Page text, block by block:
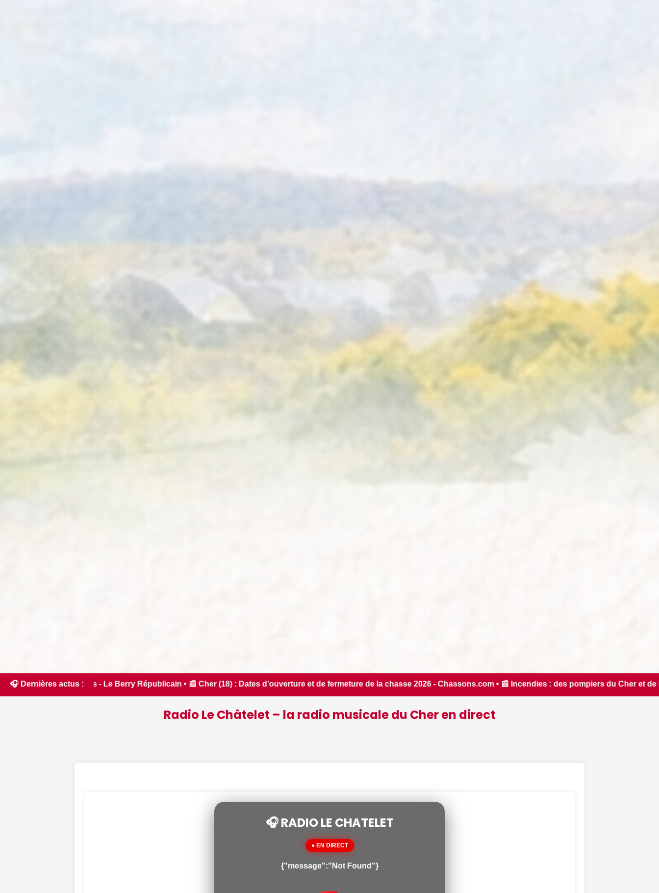
🎧 Dernières actus :
Cher (18) : Dates d’ouverture et de fermeture de la chasse 2026 - Chassons.com • 📰 Incendies : des pompiers du Cher et de l'Indre partent en renfort feux de forêt dans
Radio Le Châtelet – la radio musicale du Cher en direct
🎧 RADIO LE CHATELET
● EN DIRECT
{"message":"Not Found"}